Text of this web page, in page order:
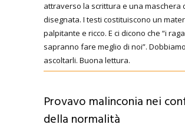
attraverso la scrittura e una maschera
disegnata. I testi costituiscono un
palpitante e ricco. E ci dicono che “i
sapranno fare meglio di noi”.
ascoltarli. Buona lettura.
Provavo malinconia nei
della normalità